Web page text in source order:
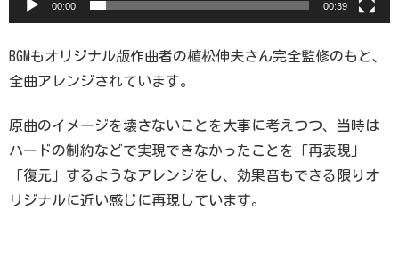
00:00 00:39
BGMもオリジナル版作曲者の植松伸夫さん完全監修のもと、
全曲アレンジされています。
原曲のイメージを壊さないことを大事に考えつつ、当時は
ハードの制約などで実現できなかったことを「再表現」
「復元」するようなアレンジをし、効果音もできる限りオ
リジナルに近い感じに再現しています。